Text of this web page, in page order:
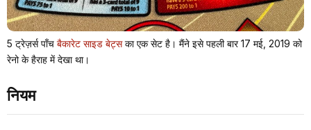
5 ट्रेज़र्स पाँच बैकारेट साइड बेट्सका एक सेट है। मैंने इसे पहली बार 17 मई, 2019 को
रेनो के हैराह में देखा था।
नियम